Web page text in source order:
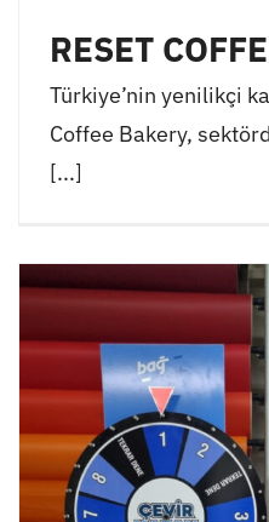
RESET
Türkiye’nin yenilikçi
Coffee Bakery,
[...]